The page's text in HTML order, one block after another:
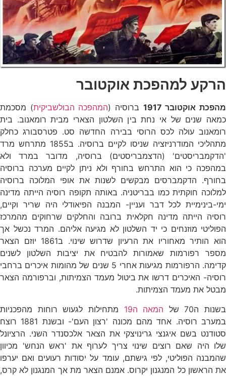
הרקע למהפכת אוקטובר
מהפכת אוקטובר 1917 ברוסיה (המהפכה הבולשביקית) מסכמת
כמאה שנים של אי נחת בין השלטון הצארי מבית רומאנוב. בית
רומאנוב עולה לכס הרוסי בבירה החדשה סט. פטרסבורג כחלק
מתהליכי המודרניזציה שניסו לקיים ברוסיה. ב1855 מתרחש מרד
'הדקמבריסטים' (הדצמבריסטים) ברוסיה, מדובר במרד ולא
במהפכה כי הוא התרחש בחורף ולא ניתן לקיים מערכה ברוסיה
בחורף. הדקמברסים מבקשים לשנות את אופי המלוכה ברוסיה
למלוכה חוקתית כמו בבריטניה. באותה תקופה רוסיה הייתה מדינה
ימי-בינימיית לכל דבר ועניין- המבנה הפיאודלי היה שריר וקיים,
רוסיה הייתה מדינה חקלאית ברובה והחלקים שרחוקים מהמרכז
הפוליטי מוזנחים כי יד השלטון לא מגיעה אליהם. המרד נכשל אך
הוא הותיר מאחוריו את הרעיון שדרוש שינוי. ב1861 יוזם הצאר
מספר רפורמות שאמורות להבטיח את יציבות השלטון לשנים
קדימה. הרפורמות מגיעות אחרי 5 שנים של מהומות איכרים ברחבי
רוסיה- האיכרים דרשו את ביטול מעמד הצמיתות, וברפורמה הצאר
מבטל את מעמד הצמיתות.
בשנות ה70 של
המאה ה19
מתחילות לגעוש רוחות מהפכניות
במערב רוסיה. אחד מהם מכונה 'רצון העם'- ובשנת 1881 רוצח
סטודנט בשם איגנצי גרינויצקי את הצאר אלכסנדר השני. הרציונל
שלו היה שאם רוצים שינוי צריך לערוף את 'ראש הנחש' מכיוון
שהמבנה הפוליטי, לפי גישתם, עומד על יסודות רעועים ואם יערפו
את הראשון כל המנגנון יקרוס. אמנם הצאר מת אך המנגנון לא קרס,